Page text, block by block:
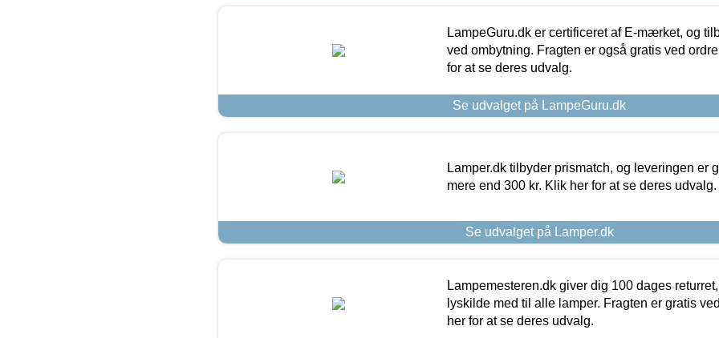
LampeGuru.dk er certificeret af E-mærket, og
ved ombytning. Fragten er også gratis ved
for at se deres udvalg.
Se udvalget på LampeGuru.dk
Lamper.dk tilbyder prismatch, og leveringen er
mere end 300 kr. Klik her for at se deres udvalg.
Se udvalget på Lamper.dk
Lampemesteren.dk giver dig 100 dages
lyskilde med til alle lamper. Fragten er gratis
her for at se deres udvalg.